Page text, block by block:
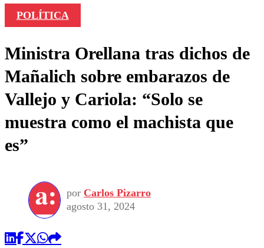
POLÍTICA
Ministra Orellana tras dichos de
Mañalich sobre embarazos de
Vallejo y Cariola: “Solo se
muestra como el machista que
es”
por Carlos Pizarro
agosto 31, 2024